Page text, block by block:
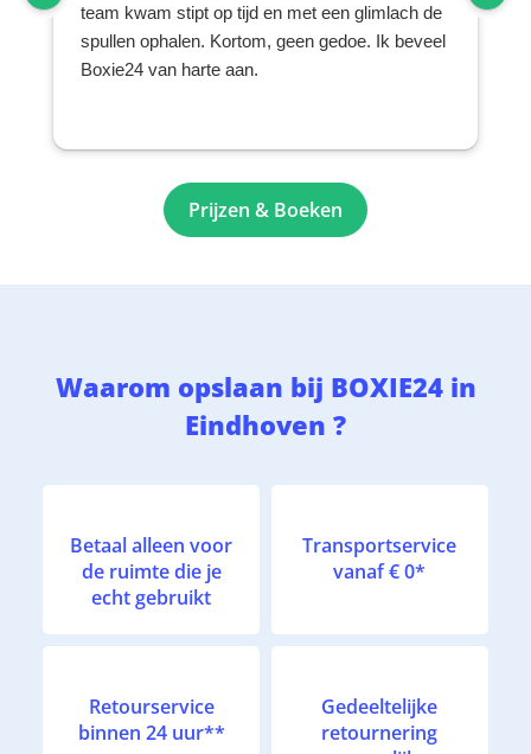
team kwam stipt op tijd en met een glimlach de
spullen ophalen. Kortom, geen gedoe. Ik beveel
Boxie24 van harte aan.
Prijzen & Boeken
Waarom opslaan bij BOXIE24 in
Eindhoven ?
Betaal alleen voor
de ruimte die je
echt gebruikt
Transportservice
vanaf € 0*
Retourservice
binnen 24 uur**
Gedeeltelijke
retournering